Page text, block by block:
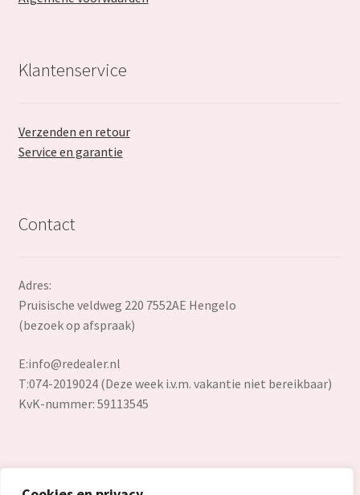
Klantenservice
Verzenden en retour
Service en garantie
Contact
Adres:
Pruisische veldweg 220 7552AE Hengelo
(bezoek op afspraak)
E:info@redealer.nl
T:074-2019024 (Deze week i.v.m. vakantie niet bereikbaar)
KvK-nummer: 59113545